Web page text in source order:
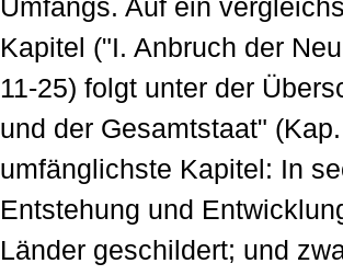
Umfangs. Auf ein
Kapitel ("I. Anbruch der
11-25) folgt unter der
und der Gesamtstaat"
umfänglichste Kapitel: In
Entstehung und
Länder geschildert; und